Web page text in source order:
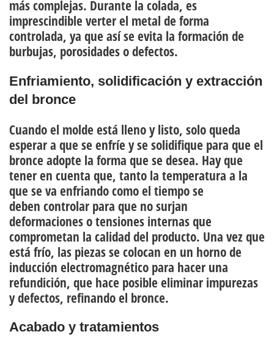
más complejas. Durante la colada, es
imprescindible verter el metal de forma
controlada, ya que así se evita la formación de
burbujas, porosidades o defectos.
Enfriamiento, solidificación y extracción
del bronce
Cuando el molde está lleno y listo, solo queda
esperar a que se enfríe y se solidifique para que el
bronce adopte la forma que se desea. Hay que
tener en cuenta que, tanto la temperatura a la
que se va enfriando como el tiempo se
deben controlar para que no surjan
deformaciones o tensiones internas que
comprometan la calidad del producto. Una vez que
está frío, las piezas se colocan en un horno de
inducción electromagnético para hacer una
refundición, que hace posible eliminar impurezas
y defectos, refinando el bronce.
Acabado y tratamientos